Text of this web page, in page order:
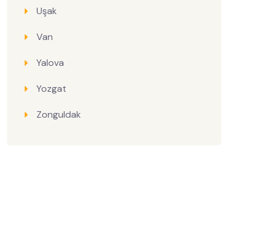
Uşak
Van
Yalova
Yozgat
Zonguldak